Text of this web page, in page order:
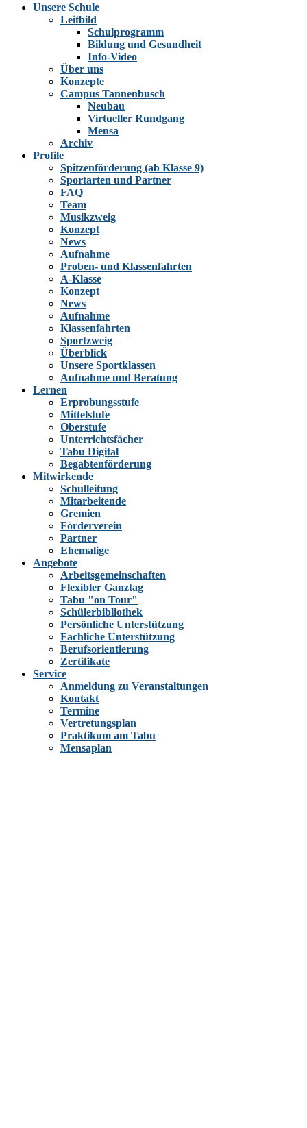
Unsere Schule
Leitbild
Schulprogramm
Bildung und Gesundheit
Info-Video
Über uns
Konzepte
Campus Tannenbusch
Neubau
Virtueller Rundgang
Mensa
Archiv
Profile
Spitzenförderung (ab Klasse 9)
Sportarten und Partner
FAQ
Team
Musikzweig
Konzept
News
Aufnahme
Proben- und Klassenfahrten
A-Klasse
Konzept
News
Aufnahme
Klassenfahrten
Sportzweig
Überblick
Unsere Sportklassen
Aufnahme und Beratung
Lernen
Erprobungsstufe
Mittelstufe
Oberstufe
Unterrichtsfächer
Tabu Digital
Begabtenförderung
Mitwirkende
Schulleitung
Mitarbeitende
Gremien
Förderverein
Partner
Ehemalige
Angebote
Arbeitsgemeinschaften
Flexibler Ganztag
Tabu "on Tour"
Schülerbibliothek
Persönliche Unterstützung
Fachliche Unterstützung
Berufsorientierung
Zertifikate
Service
Anmeldung zu Veranstaltungen
Kontakt
Termine
Vertretungsplan
Praktikum am Tabu
Mensaplan